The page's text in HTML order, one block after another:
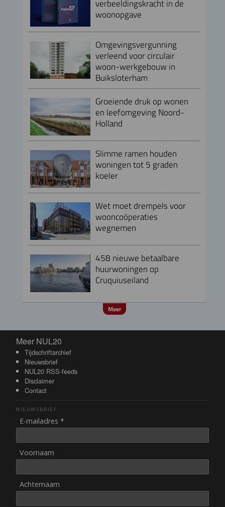
verbeeldingskracht in de
woonopgave
Omgevingsvergunning
verleend voor circulair
woon-werkgebouw in
Buiksloterham
Groeiende druk op wonen
en leefomgeving Noord-
Holland
Slimme ramen houden
woningen tot 5 graden
koeler
Wet moet drempels voor
wooncoöperaties
wegnemen
458 nieuwe betaalbare
huurwoningen op
Cruquiuseiland
Meer
Meer NUL20
Meer NUL20
Tijdschriftarchief
Nieuwsbrief
NUL20 RSS-feeds
Disclaimer
Contact
NIEUWSBRIEF
E-mailadres *
Voornaam
Achternaam